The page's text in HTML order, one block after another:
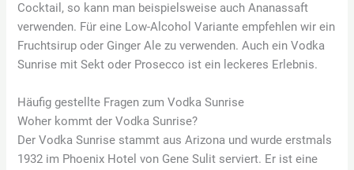
Cocktail, so kann man beispielsweise auch Ananassaft
verwenden. Für eine Low-Alcohol Variante empfehlen wir ein
Fruchtsirup oder Ginger Ale zu verwenden. Auch ein Vodka
Sunrise mit Sekt oder Prosecco ist ein leckeres Erlebnis.
Häufig gestellte Fragen zum Vodka Sunrise
Woher kommt der Vodka Sunrise?
Der Vodka Sunrise stammt aus Arizona und wurde erstmals
1932 im Phoenix Hotel von Gene Sulit serviert. Er ist eine